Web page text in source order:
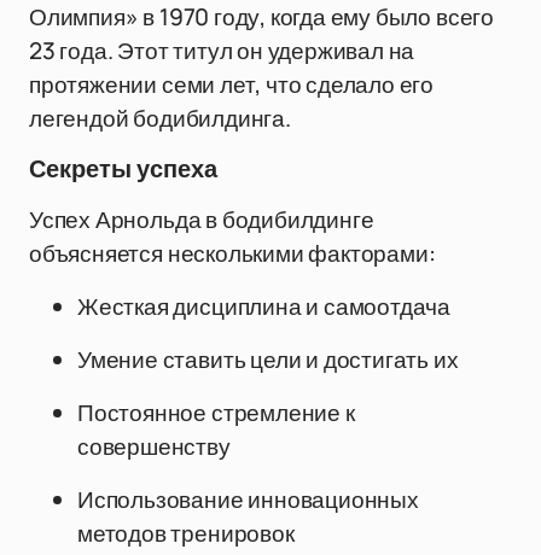
Олимпия» в 1970 году, когда ему было всего
23 года. Этот титул он удерживал на
протяжении семи лет, что сделало его
легендой бодибилдинга.
Секреты успеха
Успех Арнольда в бодибилдинге
объясняется несколькими факторами:
Жесткая дисциплина и самоотдача
Умение ставить цели и достигать их
Постоянное стремление к
совершенству
Использование инновационных
методов тренировок